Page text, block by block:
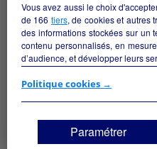
Vous avez aussi le choix
de 166 tiers, de cookies et autres
des informations stockées sur un
contenu personnalisés, en
d’audience, et développer leurs
Si vous continuez sans
vos centres d'intérêt. Seuls les
déposés et lus sur votre terminal.
Politique cookies →
Paramétrer